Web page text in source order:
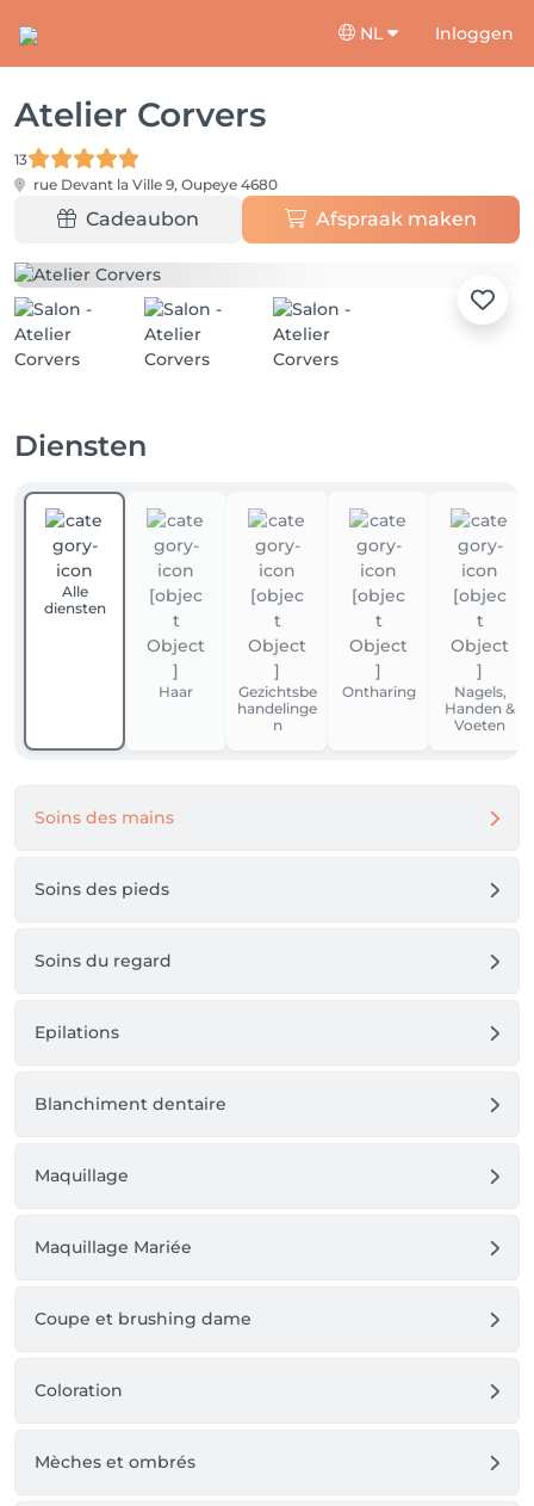
NL Inloggen
Atelier Corvers
13
rue Devant la Ville 9, Oupeye 4680
Cadeaubon Afspraak maken
Diensten
Alle
diensten
Haar
Gezichtsbe
handelinge
n
Ontharing
Nagels,
Handen &
Voeten
Soins des mains
Soins des pieds
Soins du regard
Epilations
Blanchiment dentaire
Maquillage
Maquillage Mariée
Coupe et brushing dame
Coloration
Mèches et ombrés